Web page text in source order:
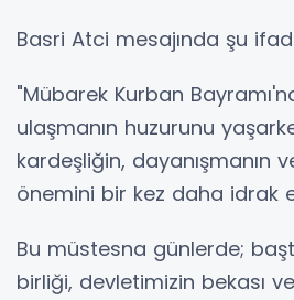
Basri Atci mesajında şu
"Mübarek Kurban
ulaşmanın huzurunu
kardeşliğin, dayanışmanın
önemini bir kez daha idrak
Bu müstesna günlerde;
birliği, devletimizin bekası